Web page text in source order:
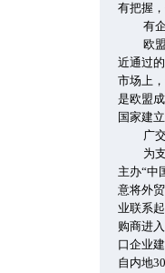
有把握
有
欧
近通过
市场上
是欧盟
国家建
广
为
主办“中
意将外
业联系
购商进
口企业
自内地